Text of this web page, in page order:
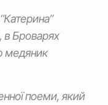
в Броварях
медяник
поеми, який